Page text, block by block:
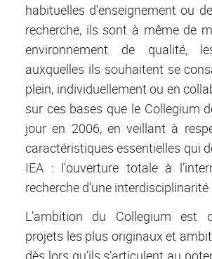
habituelles d’enseignement ou
recherche, ils sont à même de
environnement de qualité,
auxquelles ils souhaitent se
plein, individuellement ou en
sur ces bases que le Collegium
jour en 2006, en veillant à
caractéristiques essentielles qui
IEA : l'ouverture totale à
recherche d’une
L’ambition du Collegium est
projets les plus originaux et
dès lors qu’ils s’articulent au